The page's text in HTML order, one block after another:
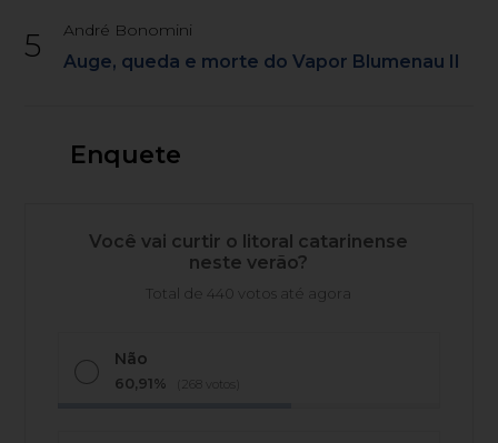
5 André Bonomini
Auge, queda e morte do Vapor Blumenau II
Enquete
Você vai curtir o litoral catarinense
neste verão?
Total de 440 votos até agora
Não
60,91% (268 votos)